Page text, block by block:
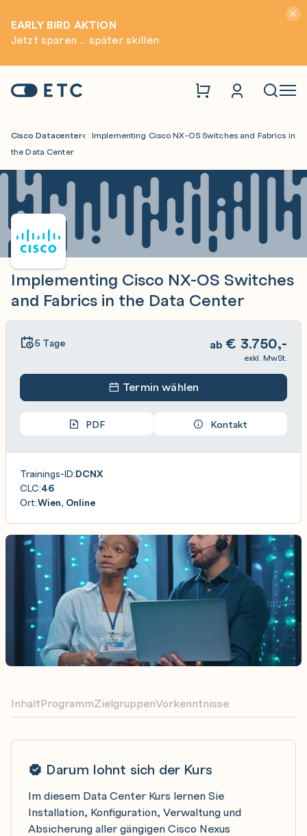
EARLY BIRD AKTION
Jetzt sparen ... später skillen
Startseite: ETC
Cisco Datacenter
Implementing Cisco NX-OS Switches and Fabrics in
the Data Center
Implementing Cisco NX-OS Switches
and Fabrics in the Data Center
Darum lohnt sich der Kurs
Im diesem Data Center Kurs lernen Sie
Installation, Konfiguration, Verwaltung und
Absicherung aller gängigen Cisco Nexus
InhaltProgrammZielgruppenVorkenntnisse
5 Tage ab € 3.750,-
exkl. MwSt.
Termin wählen
PDF Kontakt
Trainings-ID:DCNX
CLC:46
Ort:Wien, Online